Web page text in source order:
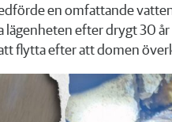
en omfattande
lägenheten efter drygt 30
flytta efter att domen